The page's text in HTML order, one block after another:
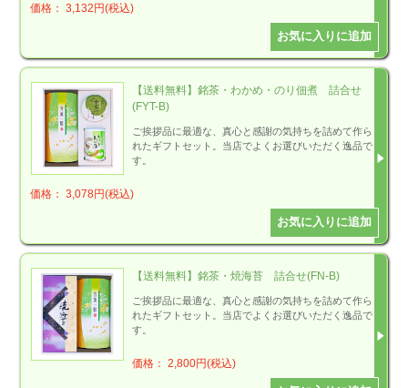
価格： 3,132円(税込)
【送料無料】銘茶・わかめ・のり佃煮 詰合せ
(FYT-B)
ご挨拶品に最適な、真心と感謝の気持ちを詰めて作ら
れたギフトセット。当店でよくお選びいただく逸品で
す。
価格： 3,078円(税込)
【送料無料】銘茶・焼海苔 詰合せ(FN-B)
ご挨拶品に最適な、真心と感謝の気持ちを詰めて作ら
れたギフトセット。当店でよくお選びいただく逸品で
す。
価格： 2,800円(税込)